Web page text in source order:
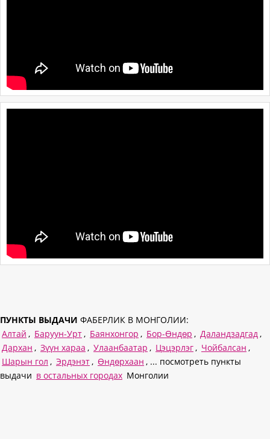
ПУНКТЫ ВЫДАЧИ ФАБЕРЛИК В МОНГОЛИИ:
Алтай , Баруун-Урт , Баянхонгор , Бор-Өндөр , Даландзадгад ,
Дархан , Зүүн хараа , Улаанбаатар , Цэцэрлэг , Чойбалсан ,
Шарын гол , Эрдэнэт , Өндөрхаан , ... посмотреть пункты
выдачи в остальных городах Монголии